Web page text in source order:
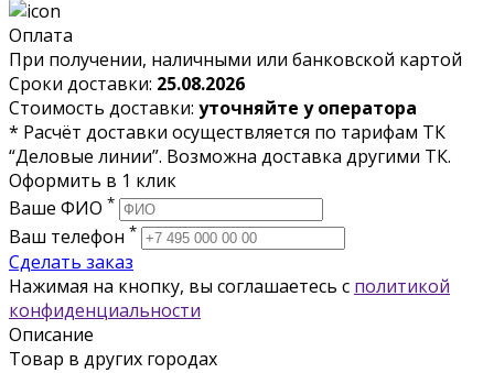
Оплата
При получении, наличными или банковской картой
Сроки доставки: 25.08.2026
Стоимость доставки: уточняйте у оператора
* Расчёт доставки осуществляется по тарифам ТК
“Деловые линии”. Возможна доставка другими ТК.
Оформить в 1 клик
Ваше ФИО *
Ваш телефон *
Сделать заказ
Нажимая на кнопку, вы соглашаетесь с политикой
конфиденциальности
Описание
Товар в других городах